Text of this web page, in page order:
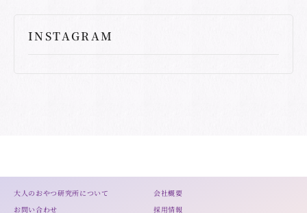
INSTAGRAM
大人のおやつ研究所について
会社概要
お問い合わせ
採用情報